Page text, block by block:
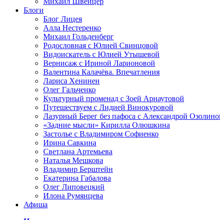
Блоги
Блог Лицея
Алла Нестеренко
Михаил Гольденберг
Родословная с Юлией Свинцовой
Видоискатель с Юлией Утышевой
Вернисаж с Ириной Ларионовой
Валентина Калачёва. Впечатления
Лариса Хенинен
Олег Гальченко
Культурный променад с Зоей Арнаутовой
Путешествуем с Лидией Винокуровой
Лазурный Берег без пафоса с Александрой
«Задние мысли» Кирилла Олюшкина
Застолье с Владимиром Софиенко
Ирина Савкина
Светлана Артемьева
Наталья Мешкова
Владимир Берштейн
Екатерина Габалова
Олег Липовецкий
Илона Румянцева
Афиша